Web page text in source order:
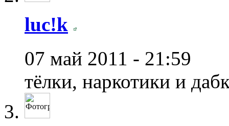
luc!k
07 май 2011 - 21:59
тёлки, наркотики и